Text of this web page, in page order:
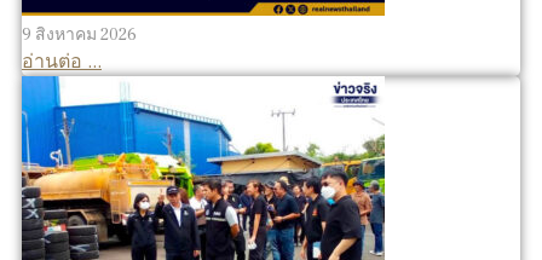
9 สิงหาคม 2026
อ่านต่อ ...